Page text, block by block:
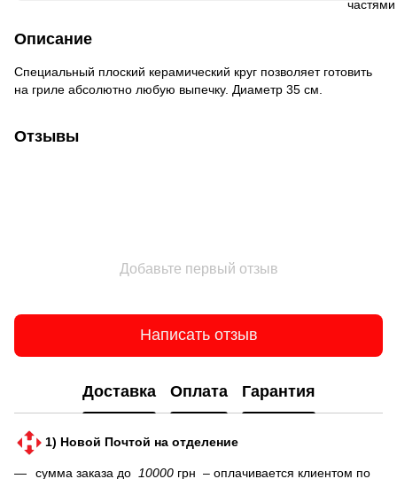
Описание
Специальный плоский керамический круг позволяет готовить
на гриле абсолютно любую выпечку. Диаметр 35 см.
Отзывы
Добавьте первый отзыв
Написать отзыв
Доставка Оплата Гарантия
1) Новой Почтой на отделение
сумма заказа до 10000 грн – оплачивается клиентом по